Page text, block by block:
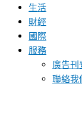
生活
財經
國際
服務
廣告刊
聯絡我